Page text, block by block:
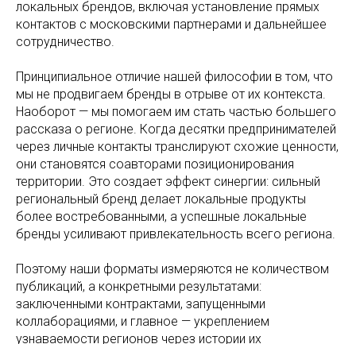
локальных брендов, включая установление прямых
контактов с московскими партнерами и дальнейшее
сотрудничество.
Принципиальное отличие нашей философии в том, что
мы не продвигаем бренды в отрыве от их контекста.
Наоборот — мы помогаем им стать частью большего
рассказа о регионе. Когда десятки предпринимателей
через личные контакты транслируют схожие ценности,
они становятся соавторами позиционирования
территории. Это создает эффект синергии: сильный
региональный бренд делает локальные продукты
более востребованными, а успешные локальные
бренды усиливают привлекательность всего региона.
Поэтому наши форматы измеряются не количеством
публикаций, а конкретными результатами:
заключенными контрактами, запущенными
коллаборациями, и главное — укреплением
узнаваемости регионов через истории их